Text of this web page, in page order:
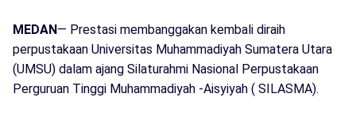
MEDAN— Prestasi membanggakan kembali diraih
perpustakaan Universitas Muhammadiyah Sumatera Utara
(UMSU) dalam ajang Silaturahmi Nasional Perpustakaan
Perguruan Tinggi Muhammadiyah -Aisyiyah ( SILASMA).